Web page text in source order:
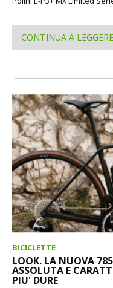
CONTINUA A LEGGERE
BICICLETTE
LOOK. LA NUOVA
ASSOLUTA E
PIU' DURE